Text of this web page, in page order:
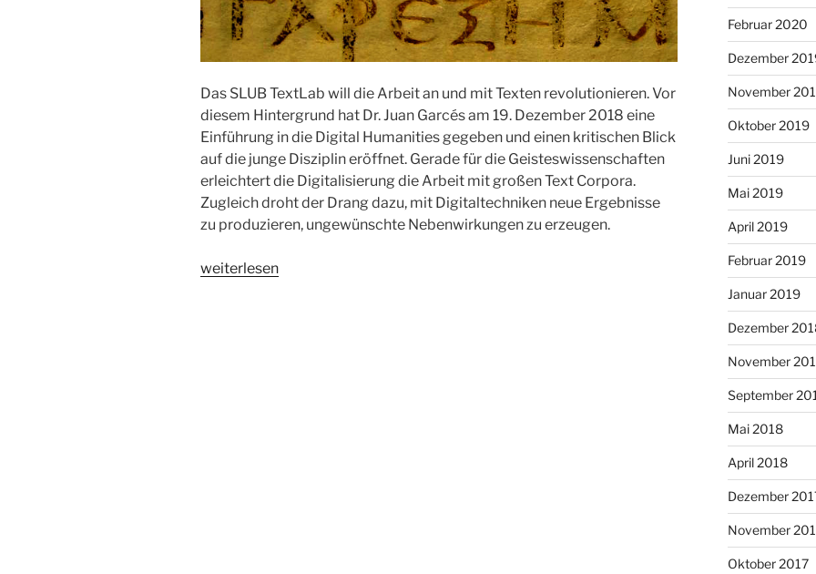
Das SLUB TextLab will die Arbeit an und mit Texten revolutionieren. Vor
diesem Hintergrund hat Dr. Juan Garcés am 19. Dezember 2018 eine
Einführung in die Digital Humanities gegeben und einen kritischen Blick
auf die junge Disziplin eröffnet. Gerade für die Geisteswissenschaften
erleichtert die Digitalisierung die Arbeit mit großen Text Corpora.
Zugleich droht der Drang dazu, mit Digitaltechniken neue Ergebnisse
zu produzieren, ungewünschte Nebenwirkungen zu erzeugen.
„Digital
weiterlesen
Februar 2020
Dezember
November
Oktober 2019
Juni 2019
Mai 2019
April 2019
Februar 2019
Januar 2019
Dezember
November
September
Mai 2018
April 2018
Dezember
November
Oktober 2017